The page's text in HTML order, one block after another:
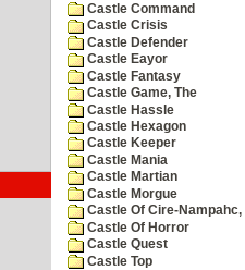
Castle Command
Castle Crisis
Castle Defender
Castle Eayor
Castle Fantasy
Castle Game, The
Castle Hassle
Castle Hexagon
Castle Keeper
Castle Mania
Castle Martian
Castle Morgue
Castle Of Cire-Nampahc,
Castle Of Horror
Castle Quest
Castle Top